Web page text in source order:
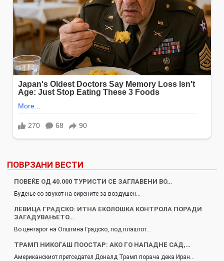
ПОВРЗАНИ ВЕСТИ
ПОВЕЌЕ ОД 40.000 ТУРИСТИ СЕ ЗАГЛАВЕНИ ВО…
Будење со звукот на сирените за воздушен…
ЛЕВИЦА ГРАДСКО: ИТНА ЕКОЛОШКА КОНТРОЛА ПОРАДИ
ЗАГАДУВАЊЕТО…
Во центарот на Општина Градско, под плаштот…
ТРАМП НИКОГАШ ПООСТАР: АКО ГО НАПАДНЕ САД,…
Американскиот претседател Доналд Трамп порача дека Иран…